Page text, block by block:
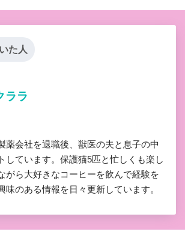
た人
ララ
薬会社を退職後、獣医の夫と息子の中
しています。保護猫5匹と忙しくも楽し
がら大好きなコーヒーを飲んで経験を
味のある情報を日々更新しています。